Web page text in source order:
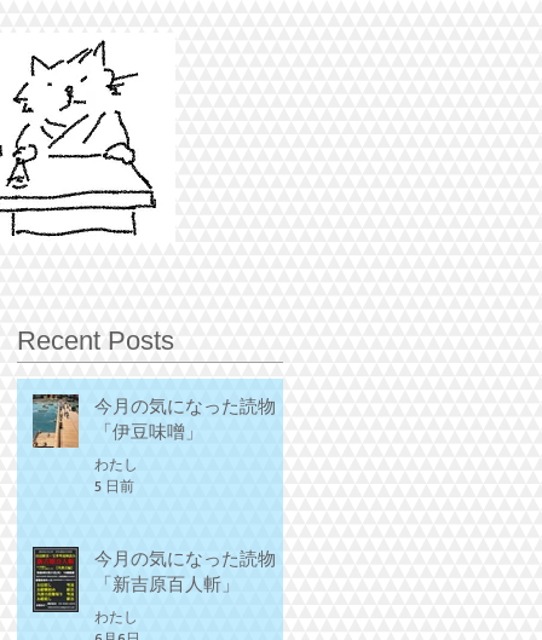
Recent Posts
今月の気になった読物
「伊豆味噌」
わたし
5 日前
今月の気になった読物
「新吉原百人斬」
わたし